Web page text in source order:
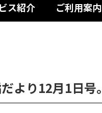
ス紹介 ご利用案内
より12月1日号。